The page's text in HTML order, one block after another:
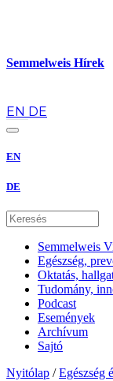
Semmelweis Hírek
EN DE
EN
DE
Semmelweis
Egészség,
Oktatás,
Tudomány,
Podcast
Események
Archívum
Sajtó
Nyitólap / Egészség